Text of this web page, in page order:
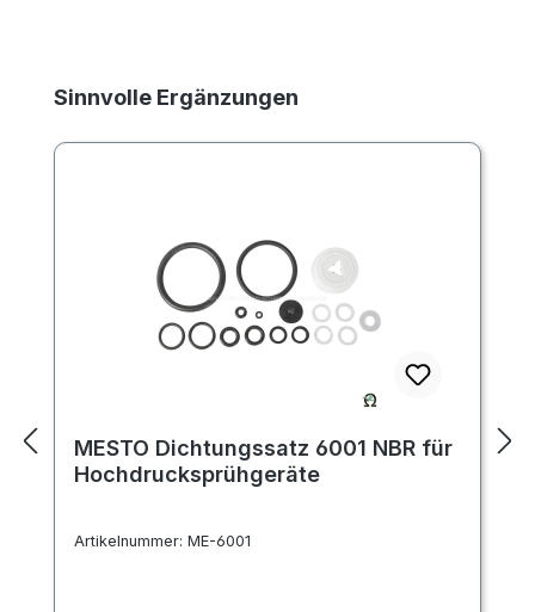
Produktgalerie überspringen
Sinnvolle Ergänzungen
MESTO Dichtungssatz 6001 NBR für
Hochdrucksprühgeräte
Artikelnummer: ME-6001